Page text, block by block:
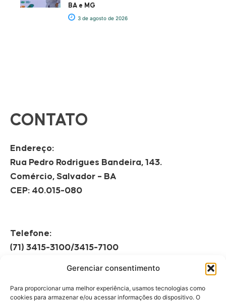
Gerenciar consentimento
Para proporcionar uma melhor experiência, usamos tecnologias como
cookies para armazenar e/ou acessar informações do dispositivo. O
BA e MG
3 de agosto de 2026
CONTATO
Endereço:
Rua Pedro Rodrigues Bandeira, 143.
Comércio, Salvador – BA
CEP: 40.015-080
Telefone:
(71) 3415-3100/3415-7100
Horário de Funcionamento:
08h às 12h | 13h às 17h